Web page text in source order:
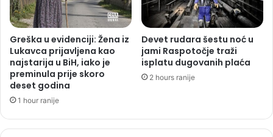
Greška u evidenciji: Žena iz
Lukavca prijavljena kao
najstarija u BiH, iako je
preminula prije skoro
deset godina
1 hour ranije
Devet rudara šestu noć u
jami Raspotočje traži
isplatu dugovanih plaća
2 hours ranije